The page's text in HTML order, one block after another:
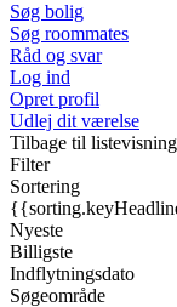
Søg bolig
Søg roommates
Råd og svar
Log ind
Opret profil
Udlej dit værelse
Tilbage til listevisning
Filter
Sortering
Nyeste
Billigste
Indflytningsdato
Søgeområde